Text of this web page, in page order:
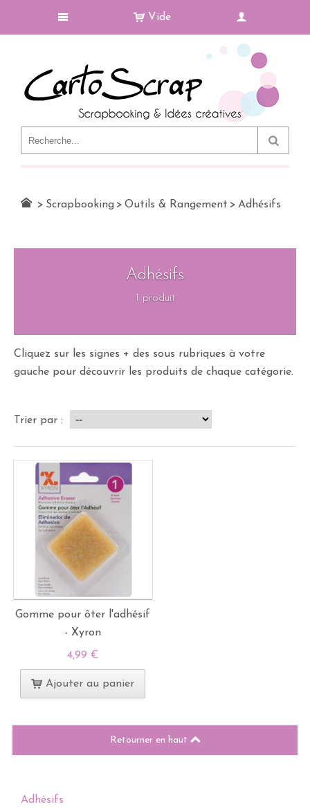
Vide
> Scrapbooking > Outils & Rangement > Adhésifs
Adhésifs
1 produit
Cliquez sur les signes + des sous rubriques à votre
gauche pour découvrir les produits de chaque catégorie.
Trier par :
Gomme pour ôter l'adhésif
- Xyron
4,99 €
Ajouter au panier
Retourner en haut
Adhésifs